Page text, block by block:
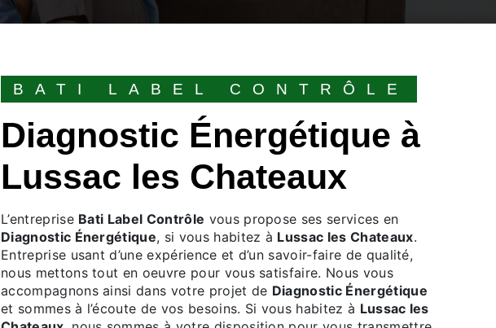
BATI LABEL CONTRÔLE
Diagnostic Énergétique à
Lussac les Chateaux
L’entreprise Bati Label Contrôle vous propose ses services en
Diagnostic Énergétique, si vous habitez à Lussac les Chateaux.
Entreprise usant d’une expérience et d’un savoir-faire de qualité,
nous mettons tout en oeuvre pour vous satisfaire. Nous vous
accompagnons ainsi dans votre projet de Diagnostic Énergétique
et sommes à l’écoute de vos besoins. Si vous habitez à Lussac les